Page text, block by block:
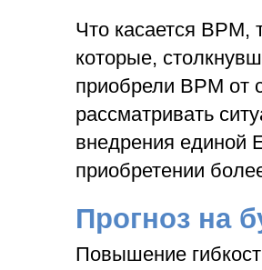
Что касается BPM,
которые,
приобрели BPM от
рассматривать
внедрения единой
приобретении
Прогноз на
Повышение